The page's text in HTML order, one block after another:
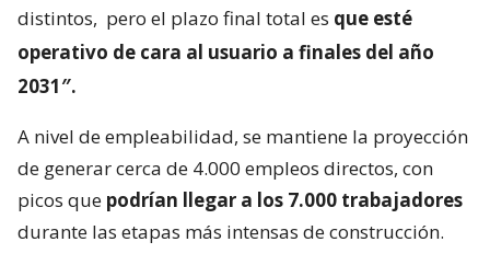
distintos, pero el plazo final total es que esté
operativo de cara al usuario a finales del año
2031″.
A nivel de empleabilidad, se mantiene la proyección
de generar cerca de 4.000 empleos directos, con
picos que podrían llegar a los 7.000 trabajadores
durante las etapas más intensas de construcción.